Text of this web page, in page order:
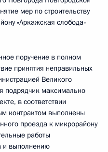
мер по строительству
«Аркажская слобода»
поручение в полном
принятия неправильных
Великого
подрядчик максимально
в соответствии
контрактом выполнены
проезда к микрорайону
работы
и выполнению